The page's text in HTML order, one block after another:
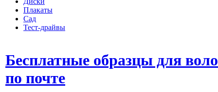
Плакаты
Сад
Тест-драйвы
Бесплатные образцы для
по почте